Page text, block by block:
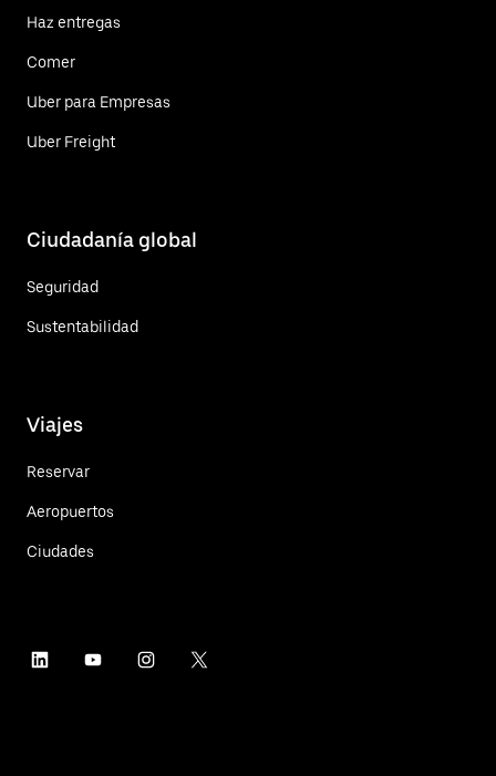
Haz entregas
Comer
Uber para Empresas
Uber Freight
Ciudadanía global
Seguridad
Sustentabilidad
Viajes
Reservar
Aeropuertos
Ciudades